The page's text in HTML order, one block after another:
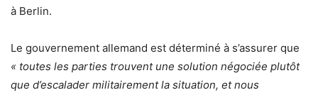
à Berlin.
Le gouvernement allemand est déterminé à s’assurer que
« toutes les parties trouvent une solution négociée plutôt
que d’escalader militairement la situation, et nous